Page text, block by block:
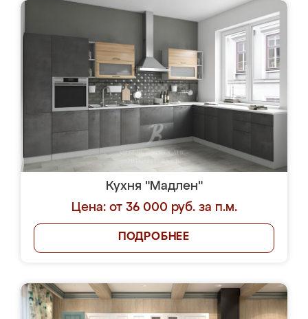
Кухня "Мадлен"
Цена: от 36 000 руб. за п.м.
ПОДРОБНЕЕ